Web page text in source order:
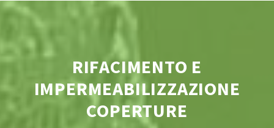
RIFACIMENTO E
IMPERMEABILIZZAZIONE
COPERTURE